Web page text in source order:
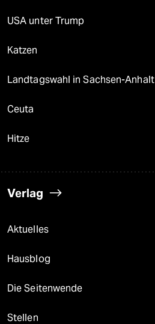
USA unter Trump
Katzen
Landtagswahl in Sachsen-Anhalt
Ceuta
Hitze
Verlag
Aktuelles
Hausblog
Die Seitenwende
Stellen